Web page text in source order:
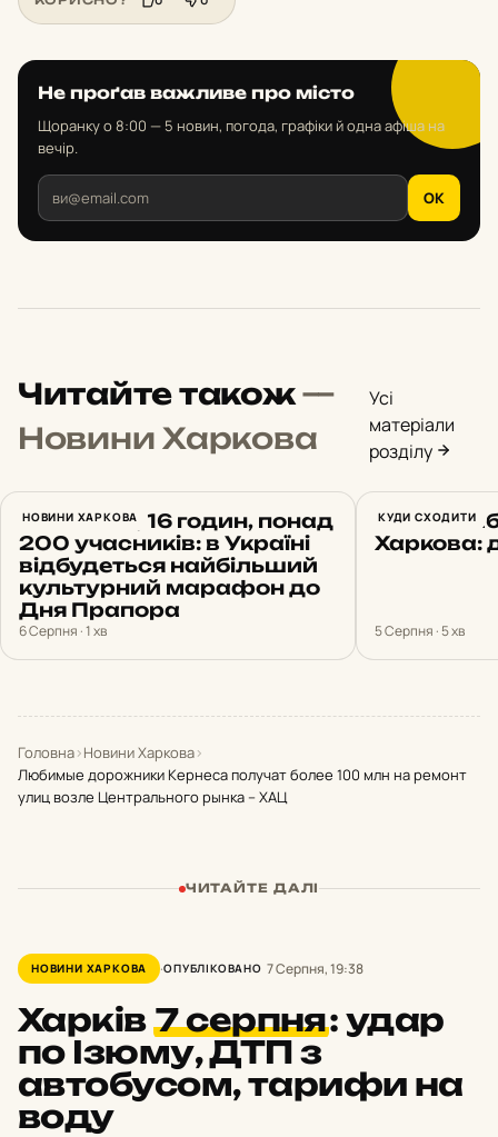
Не проґав важливе про місто
Щоранку о 8:00 — 5 новин, погода, графіки й одна афіша на
вечір.
OK
Читайте також—
Новини Харкова
Усі
матеріали
розділу
НОВИНИ ХАРКОВА
14 земель, 16 годин, понад
200 учасників: в Україні
відбудеться найбільший
культурний марафон до
Дня Прапора
6 Серпня · 1 хв
КУДИ СХОДИТИ
Топові
Харкова:
5 Серпня · 5 хв
Головна›Новини Харкова›
Любимые дорожники Кернеса получат более 100 млн на ремонт
улиц возле Центрального рынка – ХАЦ
ЧИТАЙТЕ ДАЛІ
НОВИНИ ХАРКОВА ОПУБЛІКОВАНО 7 Серпня, 19:38
Харків7 серпня: удар
по Ізюму, ДТП з
автобусом, тарифи на
воду